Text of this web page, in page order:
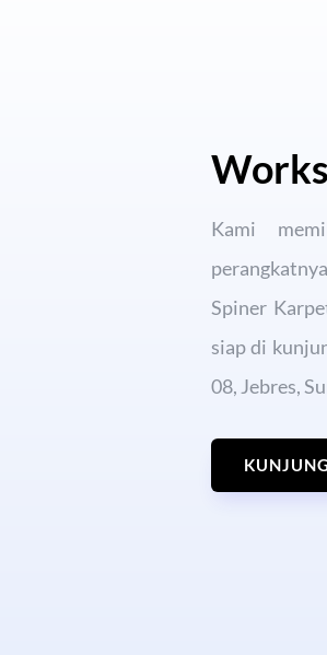
Kami
Spiner
siap di
08, Jebres,